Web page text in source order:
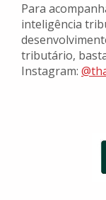
Para
inteligência
tributário,
Instagram: